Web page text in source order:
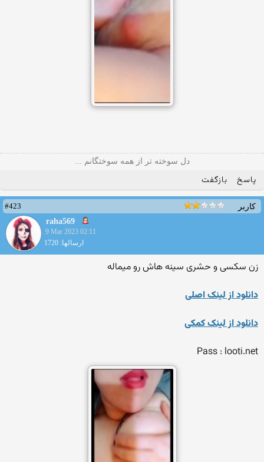
دل سوخته تر از همه سوختگانم ...
پاسخ بازگفت
کاربر
#423
raha569
9 Mar 2023 02:11
ارسالها: 1720
زن سکسی و حشری سینه هاش رو میماله
دانلود از لینک اصلی
دانلود از لینک کمکی
Pass : looti.net